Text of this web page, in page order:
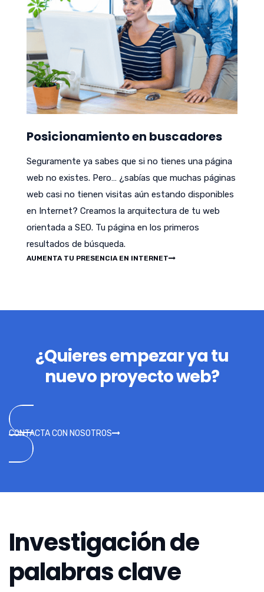
Posicionamiento en buscadores
Seguramente ya sabes que si no tienes una página
web no existes. Pero… ¿sabías que muchas páginas
web casi no tienen visitas aún estando disponibles
en Internet? Creamos la arquitectura de tu web
orientada a SEO. Tu página en los primeros
resultados de búsqueda.
AUMENTA TU PRESENCIA EN INTERNET
¿Quieres empezar ya tu
nuevo proyecto web?
CONTACTA CON NOSOTROS
Investigación de
palabras clave